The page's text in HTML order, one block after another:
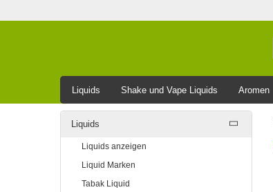
Liquids Shake und Vape Liquids Aromen
Leider ausverkauft
Liquids
Liquids anzeigen
Liquid Marken
Tabak Liquid